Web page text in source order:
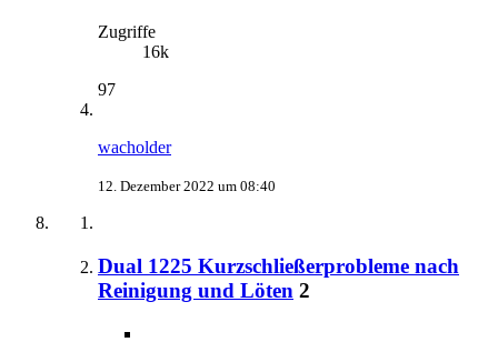
Zugriffe
16k
97
wacholder
12. Dezember 2022 um 08:40
Dual 1225 Kurzschließerprobleme nach
Reinigung und Löten 2